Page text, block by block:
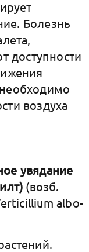
Болезнь
доступности
воздуха
увядание
(возб.
albo-